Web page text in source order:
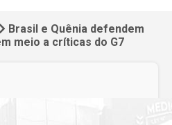
Brasil e Quênia defendem
meio a críticas do G7